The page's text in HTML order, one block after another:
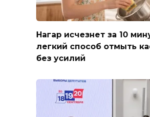
Нагар исчезнет за 10
легкий способ отмыть
без усилий